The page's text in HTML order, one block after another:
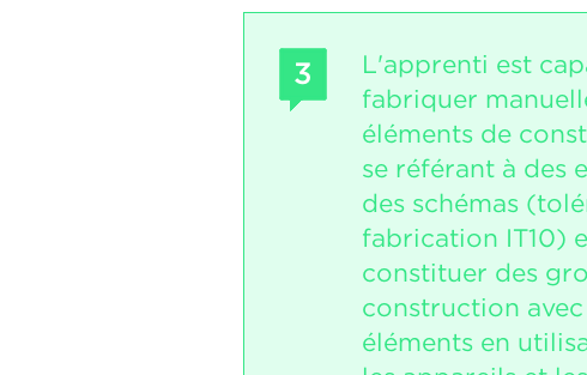
3
L'apprenti est
fabriquer
éléments de
se référant à des
des schémas
fabrication IT10)
constituer des
construction avec
éléments en